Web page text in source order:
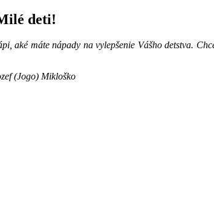
deti!
aké máte nápady na vylepšenie Vášho detstva.
(Jogo) Mikloško